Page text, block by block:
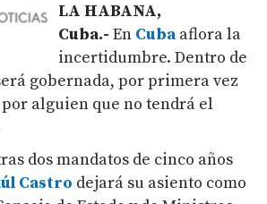
LA HABANA,
Cuba.- En Cubaaflora la
incertidumbre. Dentro de
gobernada, por primera vez
por alguien que no tendrá el
dos mandatos de cinco años
Castro dejará su asiento como